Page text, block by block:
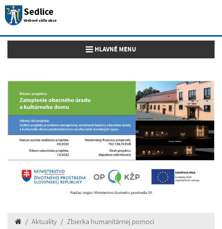
Sedlice
Webové sídlo obce
Toggle navigation
HLAVNÉ MENU
Aktuality Zbierka humanitárnej pomoci